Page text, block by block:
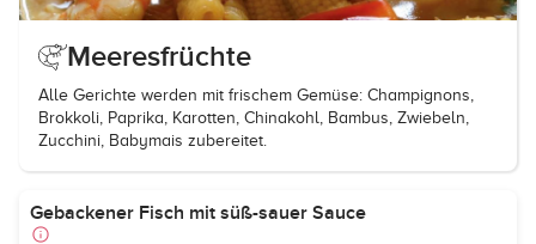
Meeresfrüchte
Alle Gerichte werden mit frischem Gemüse: Champignons,
Brokkoli, Paprika, Karotten, Chinakohl, Bambus, Zwiebeln,
Zucchini, Babymais zubereitet.
Gebackener Fisch mit süß-sauer Sauce